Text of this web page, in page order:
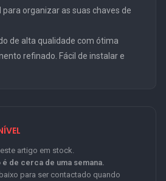
para organizar as suas chaves de
de alta qualidade com ótima
refinado. Fácil de instalar e
artigo em stock.
de cerca de uma semana.
para ser contactado quando